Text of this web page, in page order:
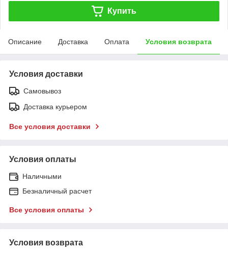
Купить
Описание Доставка Оплата Условия возврата
Условия доставки
Самовывоз
Доставка курьером
Все условия доставки
Условия оплаты
Наличными
Безналичный расчет
Все условия оплаты
Условия возврата